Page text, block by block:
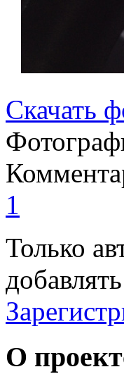
Скачать
1
Только
О